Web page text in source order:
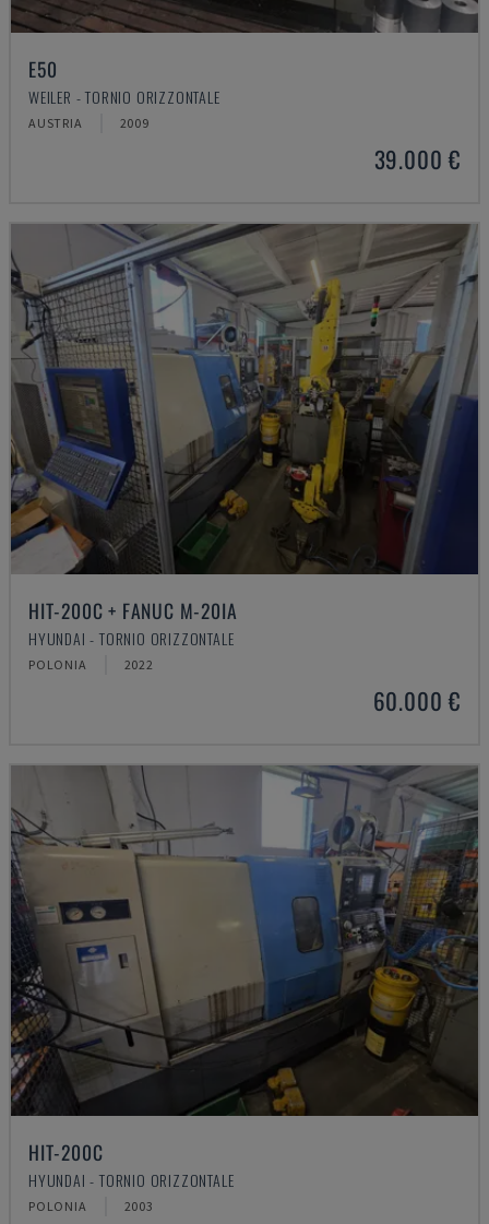
E50
WEILER - TORNIO ORIZZONTALE
AUSTRIA 2009
39.000 €
HIT-200C + FANUC M-20IA
HYUNDAI - TORNIO ORIZZONTALE
POLONIA 2022
60.000 €
HIT-200C
HYUNDAI - TORNIO ORIZZONTALE
POLONIA 2003